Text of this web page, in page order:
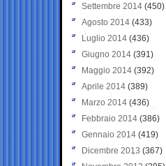
Settembre 2014 (450)
Agosto 2014 (433)
Luglio 2014 (436)
Giugno 2014 (391)
Maggio 2014 (392)
Aprile 2014 (389)
Marzo 2014 (436)
Febbraio 2014 (386)
Gennaio 2014 (419)
Dicembre 2013 (367)